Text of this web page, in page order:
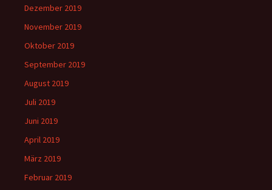
Dezember 2019
November 2019
Oktober 2019
September 2019
August 2019
Juli 2019
Juni 2019
April 2019
März 2019
Februar 2019